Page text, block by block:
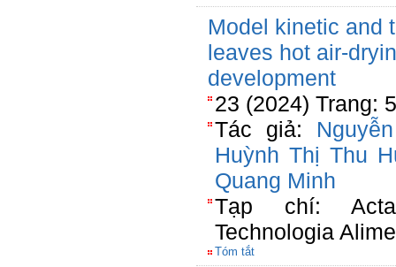
Model kinetic and
leaves hot air-
development
23 (2024) Trang:
Tác giả:
Huỳnh Thị Thu
Quang Minh
Tạp chí: Acta
Technologia
Tóm tắt